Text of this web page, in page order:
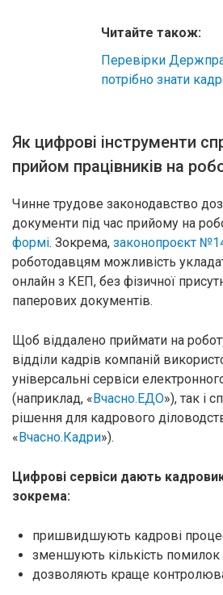
Читайте також:
Перевірки
потрібно знати
Як цифрові інструменти
прийом працівників на
Чинне трудове законодавство
документи під час прийому на
формі. Зокрема, законопроєкт
роботодавцям можливість
онлайн з КЕП, без фізичної
паперових документів.
Щоб віддалено приймати на
відділи кадрів компаній
універсальні сервіси
(наприклад, « Вчасно.ЕДО»), так і
рішення для кадрового
« Вчасно.Кадри»).
Цифрові сервіси дають
зокрема:
пришвидшують кадрові
зменшують кількість помилок
дозволяють краще